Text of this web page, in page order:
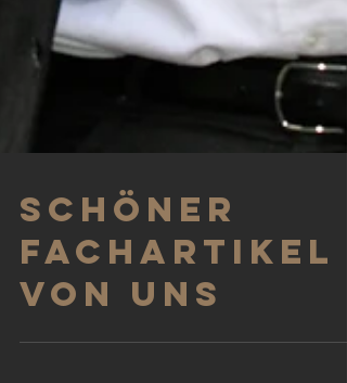
Schöner
Fachartikel